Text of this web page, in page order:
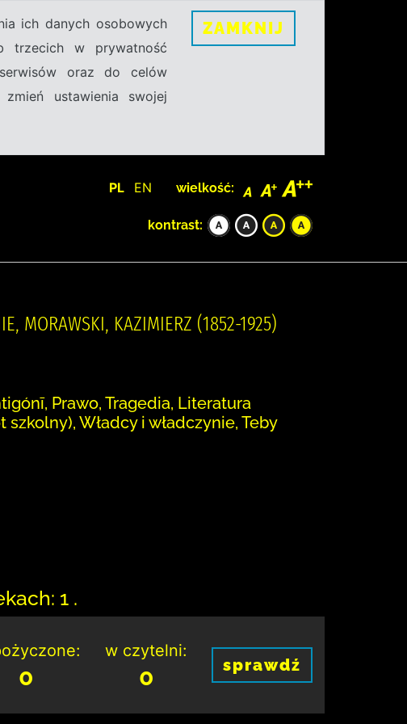
ich danych osobowych
trzecich w prywatność
oraz do celów
ustawienia swojej
ZAMKNIJ
PL EN wielkość:
kontrast:
MORAWSKI, KAZIMIERZ (1852-1925)
Prawo, Tragedia, Literatura
Władcy i władczynie, Teby
1 .
0
w czytelni:
0 sprawdź